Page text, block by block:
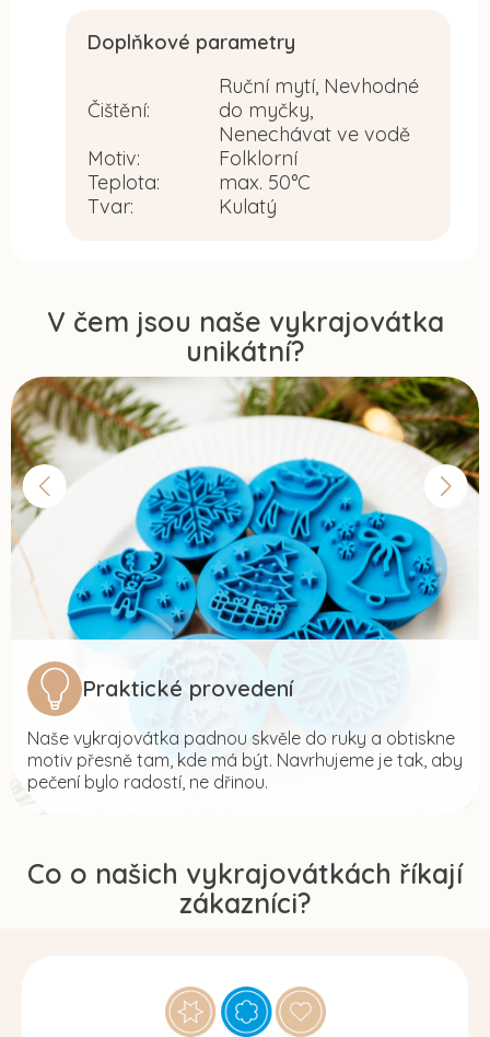
V čem jsou naše vykrajovátka
unikátní?
Praktické provedení
Naše vykrajovátka padnou skvěle do ruky a obtiskne
motiv přesně tam, kde má být. Navrhujeme je tak, aby
pečení bylo radostí, ne dřinou.
Doplňkové parametry
Čištění:
Ruční mytí, Nevhodné
do myčky,
Nenechávat ve vodě
Motiv:
Folklorní
Teplota:
max. 50°C
Tvar: Kulatý
Co o našich vykrajovátkách říkají
zákazníci?